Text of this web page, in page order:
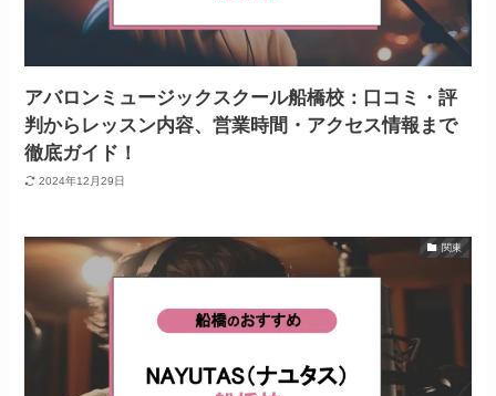
アバロンミュージックスクール船橋校：口コミ・評
判からレッスン内容、営業時間・アクセス情報まで
徹底ガイド！
2024年12月29日
関東